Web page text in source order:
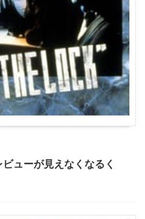
ューが見えなくなるく